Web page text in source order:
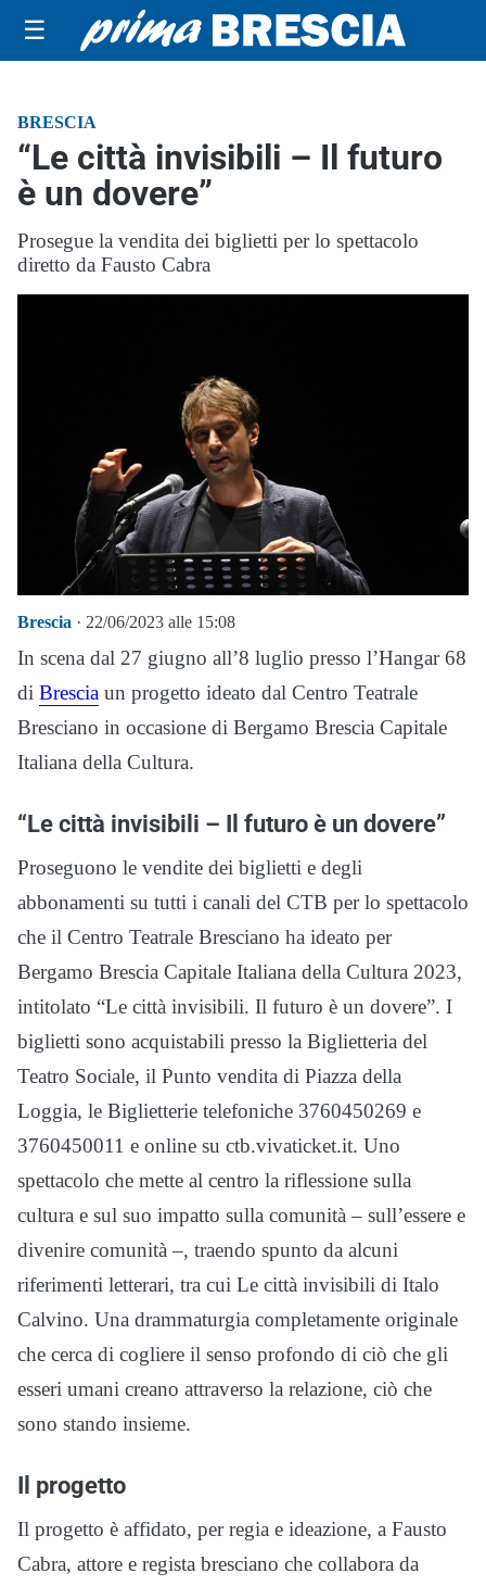
☰
BRESCIA
“Le città invisibili – Il futuro
è un dovere”
Prosegue la vendita dei biglietti per lo spettacolo
diretto da Fausto Cabra
Brescia · 22/06/2023 alle 15:08
In scena dal 27 giugno all’8 luglio presso l’Hangar 68
di Brescia un progetto ideato dal Centro Teatrale
Bresciano in occasione di Bergamo Brescia Capitale
Italiana della Cultura.
“Le città invisibili – Il futuro è un dovere”
Proseguono le vendite dei biglietti e degli
abbonamenti su tutti i canali del CTB per lo spettacolo
che il Centro Teatrale Bresciano ha ideato per
Bergamo Brescia Capitale Italiana della Cultura 2023,
intitolato “Le città invisibili. Il futuro è un dovere”. I
biglietti sono acquistabili presso la Biglietteria del
Teatro Sociale, il Punto vendita di Piazza della
Loggia, le Biglietterie telefoniche 3760450269 e
3760450011 e online su ctb.vivaticket.it. Uno
spettacolo che mette al centro la riflessione sulla
cultura e sul suo impatto sulla comunità – sull’essere e
divenire comunità –, traendo spunto da alcuni
riferimenti letterari, tra cui Le città invisibili di Italo
Calvino. Una drammaturgia completamente originale
che cerca di cogliere il senso profondo di ciò che gli
esseri umani creano attraverso la relazione, ciò che
sono stando insieme.
Il progetto
Il progetto è affidato, per regia e ideazione, a Fausto
Cabra, attore e regista bresciano che collabora da